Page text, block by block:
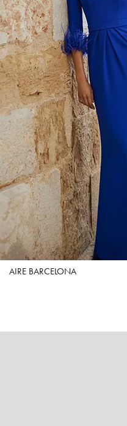
AIRE BARCELONA